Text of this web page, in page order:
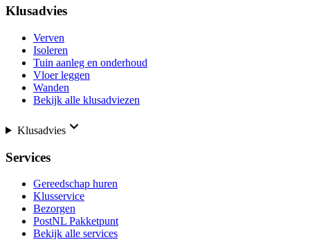
Klusadvies
Verven
Isoleren
Tuin aanleg en onderhoud
Vloer leggen
Wanden
Bekijk alle klusadviezen
Klusadvies
Services
Gereedschap huren
Klusservice
Bezorgen
PostNL Pakketpunt
Bekijk alle services